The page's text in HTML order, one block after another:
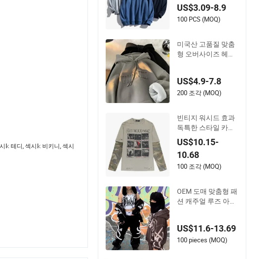
𝕜 테디, 섹시𝕜 비키니, 섹시
US$3.09-8.9
100 PCS (MOQ)
미국산 고품질 맞춤
형 오버사이즈 헤비
후드티
US$4.9-7.8
200 조각 (MOQ)
빈티지 워시드 효과
독특한 스타일 카모
색상 소매 남성 면 스
웨트셔츠
US$10.15-
10.68
100 조각 (MOQ)
OEM 도매 맞춤형 패
션 캐주얼 루즈 아플
스트리트 지퍼 후드
티
US$11.6-13.69
100 pieces (MOQ)